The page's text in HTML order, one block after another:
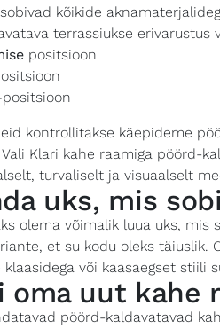
kõikide
terrassiukse erivarustus
positsioon
positsioon
kontrollitakse käepideme
Klari kahe raamiga pöörd-
turvaliselt ja visuaalselt
uks, mis
olema võimalik luua uks,
et su kodu oleks
klaasidega või kaasaegset stiili
oma uut kahe
pöörd-kaldavatavad